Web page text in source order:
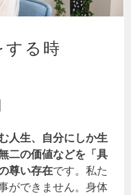
する時
人生、自分にしか生
二の価値などを「具
尊い存在です。私た
ができません。身体